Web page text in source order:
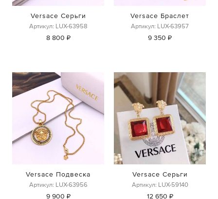
Versace Серьги
Артикул: LUX-63958
8 800 ₽
Versace Браслет
Артикул: LUX-63957
9 350 ₽
Versace Подвеска
Артикул: LUX-63956
9 900 ₽
Versace Серьги
Артикул: LUX-59140
12 650 ₽